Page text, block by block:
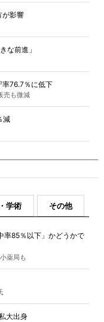
が影響
な前進」
率76.7％に低下
売も微減
減
学術 その他
率85％以下」かどうかで
薬局も
大出身